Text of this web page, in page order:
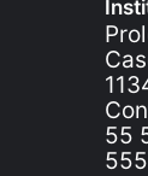
55